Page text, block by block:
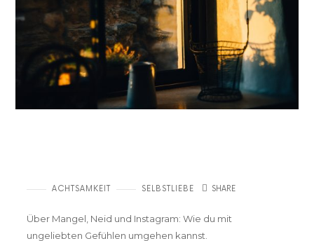
ACHTSAMKEIT SELBSTLIEBE SHARE
Über Mangel, Neid und Instagram: Wie du mit
ungeliebten Gefühlen umgehen kannst.